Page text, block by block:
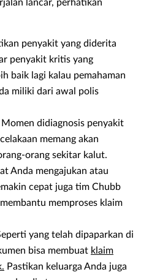
lancar, perhatikan
penyakit yang diderita
penyakit kritis yang
baik lagi kalau pemahaman
miliki dari awal polis
didiagnosis penyakit
memang akan
orang sekitar kalut.
Anda mengajukan atau
cepat juga tim Chubb
memproses klaim
yang telah dipaparkan di
bisa membuat klaim
Pastikan keluarga Anda juga